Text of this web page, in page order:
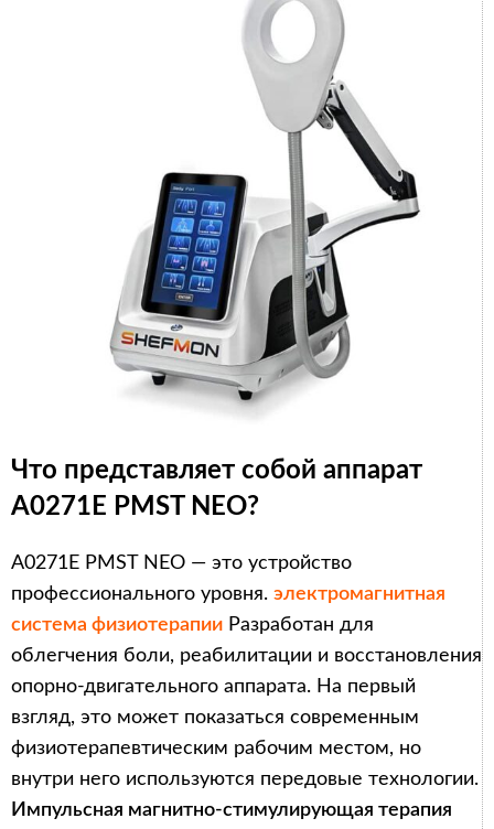
Что представляет собой аппарат
A0271E PMST NEO?
A0271E PMST NEO — это устройство
профессионального уровня. электромагнитная
система физиотерапии Разработан для
облегчения боли, реабилитации и восстановления
опорно-двигательного аппарата. На первый
взгляд, это может показаться современным
физиотерапевтическим рабочим местом, но
внутри него используются передовые технологии.
Импульсная магнитно-стимулирующая терапия